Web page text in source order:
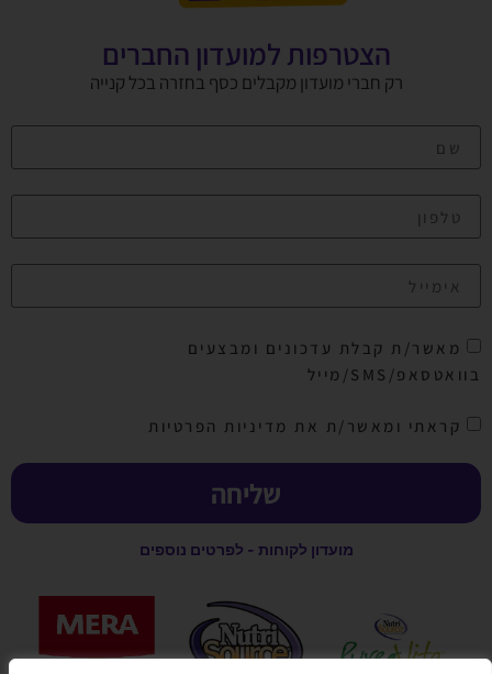
הצטרפות למועדון החברים
רק חברי מועדון מקבלים כסף בחזרה בכל קנייה
מאשר/ת קבלת עדכונים ומבצעים
בוואטסאפ/SMS/מייל
קראתי ומאשר/ת את מדיניות הפרטיות
שליחה
מועדון לקוחות - לפרטים נוספים